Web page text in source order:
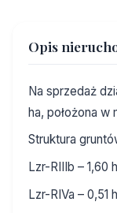
Opis
Na sprzedaż
ha, położona
Struktura
Lzr-RIIIb – 1,60
Lzr-RIVa – 0,51